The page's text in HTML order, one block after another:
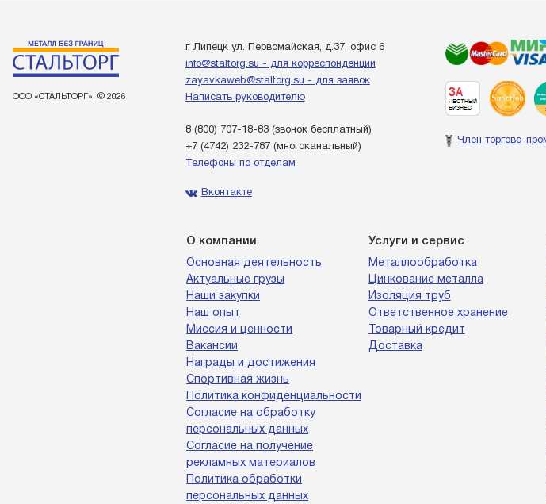
ООО «СТАЛЬТОРГ», © 2026
г. Липецк ул. Первомайская, д.37, офис 6
info@staltorg.su - для корреспонденции
zayavkaweb@staltorg.su - для заявок
Написать руководителю
8 (800) 707-18-83(звонок бесплатный)
+7 (4742) 232-787(многоканальный)
Телефоны по отделам
Вконтакте
О компании
Основная деятельность
Актуальные грузы
Наши закупки
Наш опыт
Миссия и ценности
Вакансии
Награды и достижения
Спортивная жизнь
Политика конфиденциальности
Согласие на обработку
персональных данных
Согласие на получение
рекламных материалов
Политика обработки
персональных данных
Услуги и сервис
Металлообработка
Цинкование металла
Изоляция труб
Ответственное хранение
Товарный кредит
Доставка
Член торгово-